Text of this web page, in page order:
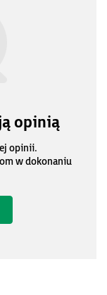
opinią
opinii.
w dokonaniu